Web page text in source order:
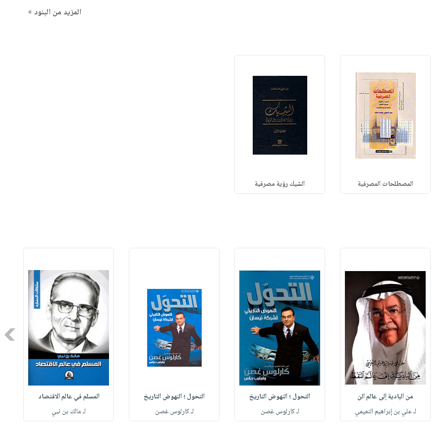
المزيد من البنود »
المصطلحات المصرفية الشيك رؤية مصرفية
من البادية إلى عالم الن
لـ علي بن إبراهيم النعيمي
التحول ؛ النهوض التاريخ
لـ كارلوس غصن
التحول ؛ النهوض التاريخ
لـ كارلوس غصن
المسلم في عالم الاقتصاد
لـ مالك بن نبي